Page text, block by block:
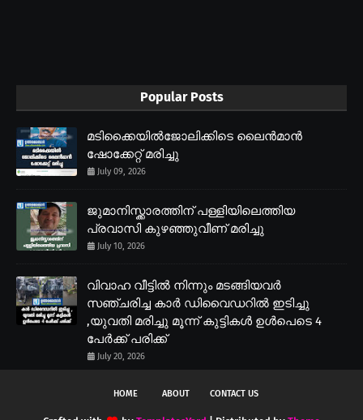
Popular Posts
മടിക്കൈയിൽജോലിക്കിടെ ലൈൻമാൻ
ഷോക്കേറ്റ് മരിച്ചു
July 09, 2026
ജുമാനിസ്ക്കാരത്തിന് പള്ളിയിലെത്തിയ
പ്രവാസി കുഴഞ്ഞുവീണ് മരിച്ചു
July 10, 2026
വിവാഹ വീട്ടിൽ നിന്നും മടങ്ങിയവർ
സഞ്ചരിച്ച കാർ ഡിവൈഡറിൽ ഇടിച്ചു
,യുവതി മരിച്ചു മൂന്ന് കുട്ടികൾ ഉൾപെടെ 4
പേർക്ക് പരിക്ക്
July 20, 2026
HOME ABOUT CONTACT US